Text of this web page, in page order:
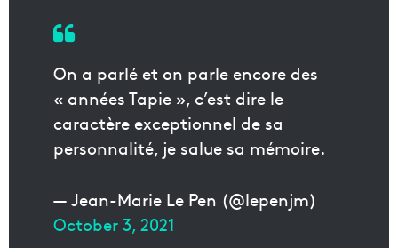
On a parlé et on parle encore des
« années Tapie », c’est dire le
caractère exceptionnel de sa
personnalité, je salue sa mémoire.
— Jean-Marie Le Pen (@lepenjm)
October 3, 2021